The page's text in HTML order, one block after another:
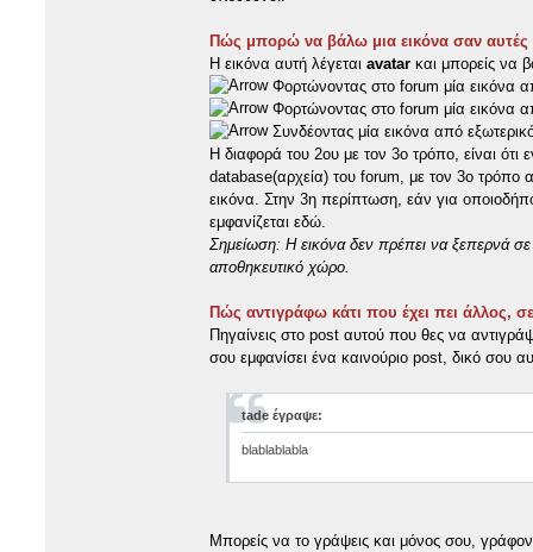
Πώς μπορώ να βάλω μια εικόνα σαν
Η εικόνα αυτή λέγεται avatar και μπορείς να
Φορτώνοντας στο forum μία εικόνα
Φορτώνοντας στο forum μία εικόνα
Συνδέοντας μία εικόνα από
H διαφορά του 2ου με τον 3ο τρόπο, είναι
database(αρχεία) του forum, με τον 3ο τρόπο
εικόνα. Στην 3η περίπτωση, εάν για
εμφανίζεται εδώ.
Σημείωση: Η εικόνα δεν πρέπει να ξεπερνά
αποθηκευτικό χώρο.
Πώς αντιγράφω κάτι που έχει πει άλλος,
Πηγαίνεις στο post αυτού που θες να
σου εμφανίσει ένα καινούριο post, δικό σου
tade έγραψε:
blablablabla
Μπορείς να το γράψεις και μόνος σου,